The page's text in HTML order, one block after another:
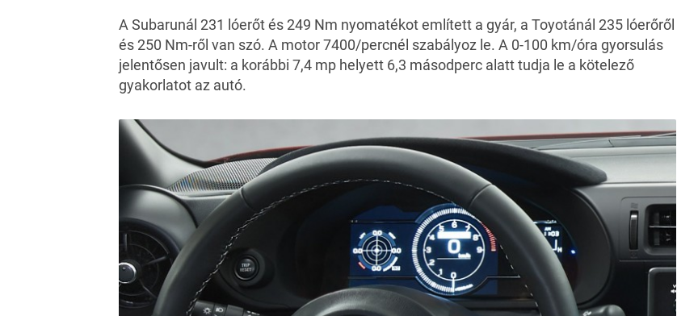
A Subarunál 231 lóerőt és 249 Nm nyomatékot említett a gyár, a Toyotánál 235 lóerőről
és 250 Nm-ről van szó. A motor 7400/percnél szabályoz le. A 0-100 km/óra gyorsulás
jelentősen javult: a korábbi 7,4 mp helyett 6,3 másodperc alatt tudja le a kötelező
gyakorlatot az autó.